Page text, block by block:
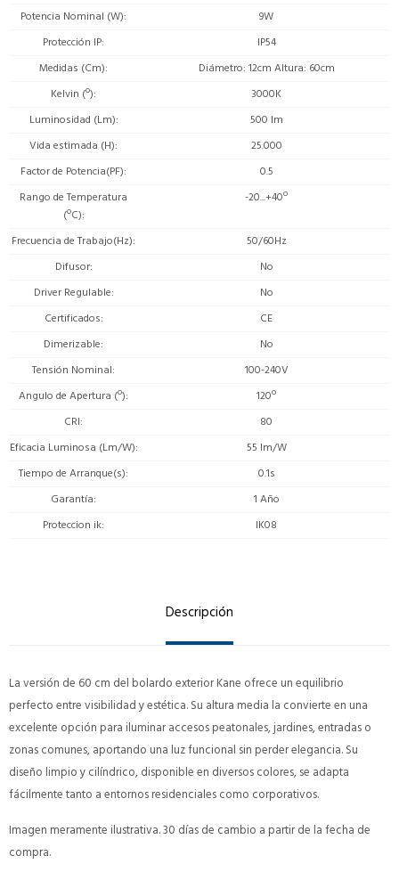
Potencia Nominal (W)
9W
Protección IP
IP54
Medidas (Cm)
Diámetro: 12cm Altura: 60cm
Kelvin (º)
3000K
Luminosidad (Lm)
500 lm
Vida estimada (H)
25.000
Factor de Potencia(PF)
0.5
Rango de Temperatura
(ºC)
-20...+40º
Frecuencia de Trabajo(Hz)
50/60Hz
Difusor
No
Driver Regulable
No
Certificados
CE
Dimerizable
No
Tensión Nominal
100-240V
Angulo de Apertura (º)
120º
CRI
80
Eficacia Luminosa (Lm/W)
55 lm/W
Tiempo de Arranque(s)
0.1s
Garantía
1 Año
Proteccion ik
IK08
Descripción
La versión de 60 cm del bolardo exterior Kane ofrece un equilibrio
perfecto entre visibilidad y estética. Su altura media la convierte en una
excelente opción para iluminar accesos peatonales, jardines, entradas o
zonas comunes, aportando una luz funcional sin perder elegancia. Su
diseño limpio y cilíndrico, disponible en diversos colores, se adapta
fácilmente tanto a entornos residenciales como corporativos.
Imagen meramente ilustrativa. 30 días de cambio a partir de la fecha de
compra.